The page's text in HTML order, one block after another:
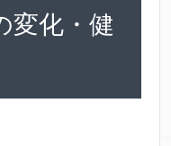
変化・健